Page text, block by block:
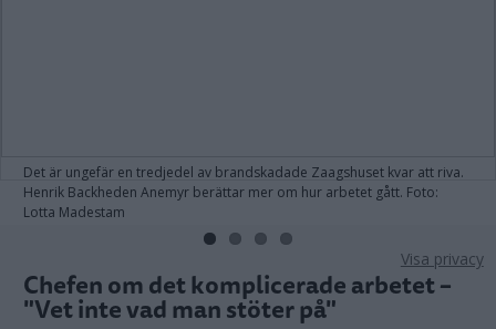
Det är ungefär en tredjedel av brandskadade Zaagshuset kvar att riva.
Henrik Backheden Anemyr berättar mer om hur arbetet gått. Foto:
Lotta Madestam
Chefen om det komplicerade arbetet –
"Vet inte vad man stöter på"
Visa privacy